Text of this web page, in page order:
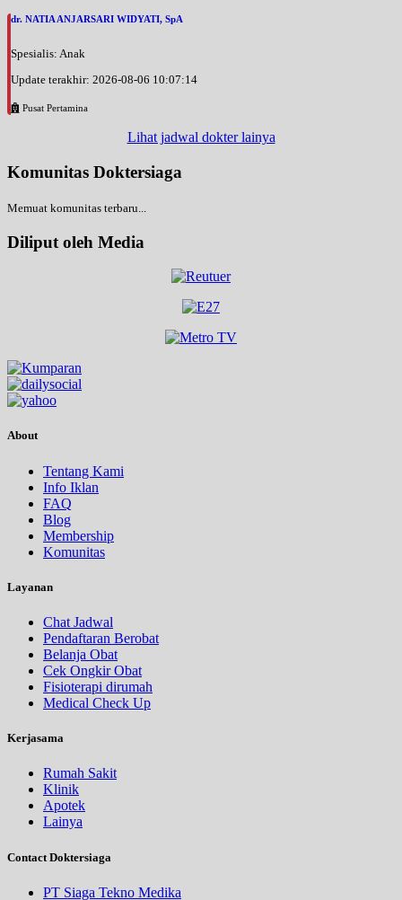
dr. NATIA ANJARSARI WIDYATI, SpA
Spesialis: Anak
Update terakhir: 2026-08-06 10:07:14
Pusat Pertamina
Lihat jadwal dokter lainya
Komunitas Doktersiaga
Memuat komunitas terbaru...
Diliput oleh Media
About
Tentang Kami
Info Iklan
FAQ
Blog
Membership
Komunitas
Layanan
Chat Jadwal
Pendaftaran Berobat
Belanja Obat
Cek Ongkir Obat
Fisioterapi dirumah
Medical Check Up
Kerjasama
Rumah Sakit
Klinik
Apotek
Lainya
Contact Doktersiaga
PT Siaga Tekno Medika